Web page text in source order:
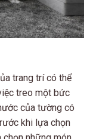
trang trí có thể
treo một bức
của tường có
khi lựa chọn